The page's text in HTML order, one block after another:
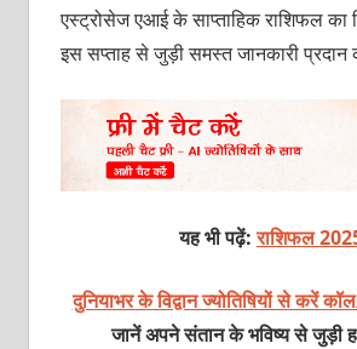
एस्ट्रोसेज एआई के साप्ताहिक राशिफल का
इस सप्ताह से जुड़ी समस्त जानकारी प्रदान
यह भी पढ़ें:राशिफल
दुनियाभर के विद्वान ज्योतिषियों से करें
जानें अपने संतान के भविष्य से जुड़ी